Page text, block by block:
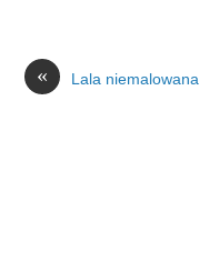
« Lala niemalowana